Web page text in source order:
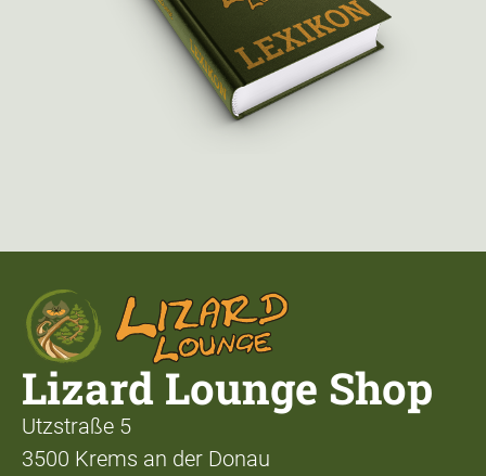
Lizard Lounge Shop
Utzstraße 5
3500 Krems an der Donau